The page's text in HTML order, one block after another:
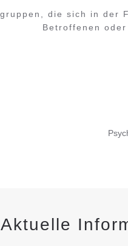
die sich in der
Betroffenen
Aktuelle